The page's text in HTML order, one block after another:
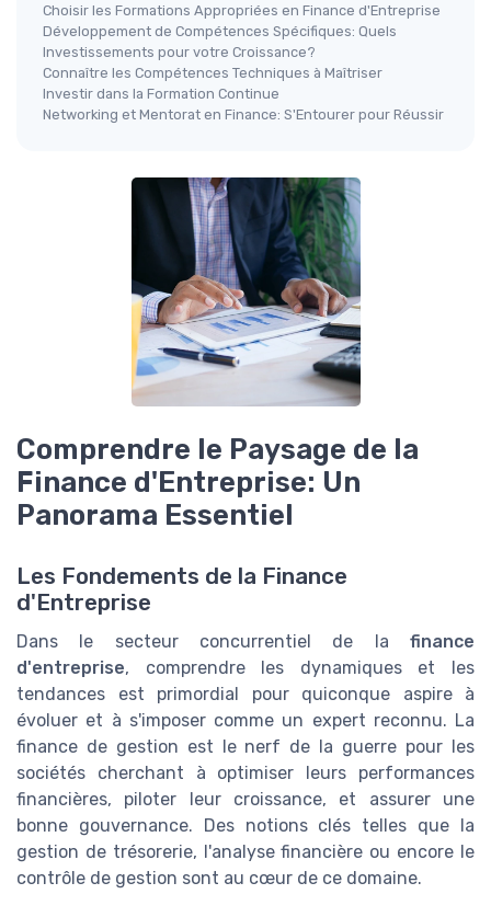
Choisir les Formations Appropriées en Finance d'Entreprise
Développement de Compétences Spécifiques: Quels
Investissements pour votre Croissance?
Connaître les Compétences Techniques à Maîtriser
Investir dans la Formation Continue
Networking et Mentorat en Finance: S'Entourer pour Réussir
Comprendre le Paysage de la
Finance d'Entreprise: Un
Panorama Essentiel
Les Fondements de la Finance
d'Entreprise
Dans le secteur concurrentiel de la finance
d'entreprise, comprendre les dynamiques et les
tendances est primordial pour quiconque aspire à
évoluer et à s'imposer comme un expert reconnu. La
finance de gestion est le nerf de la guerre pour les
sociétés cherchant à optimiser leurs performances
financières, piloter leur croissance, et assurer une
bonne gouvernance. Des notions clés telles que la
gestion de trésorerie, l'analyse financière ou encore le
contrôle de gestion sont au cœur de ce domaine.